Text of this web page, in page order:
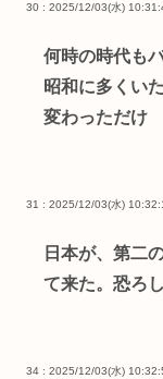
30 : 2025/12/03(水)
何時の時代も
昭和に多くい
変わっただけ
31 : 2025/12/03(水)
日本が、第二
て来た。恐ろし
34 : 2025/12/03(水)